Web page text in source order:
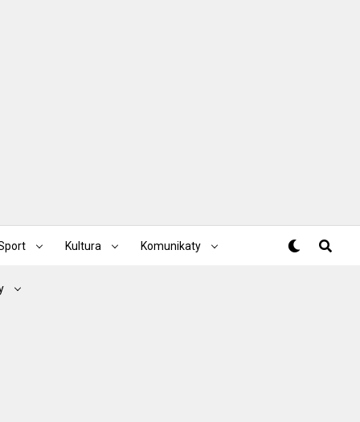
Kultura Komunikaty